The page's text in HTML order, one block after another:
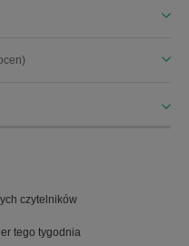
czytelników
tego tygodnia